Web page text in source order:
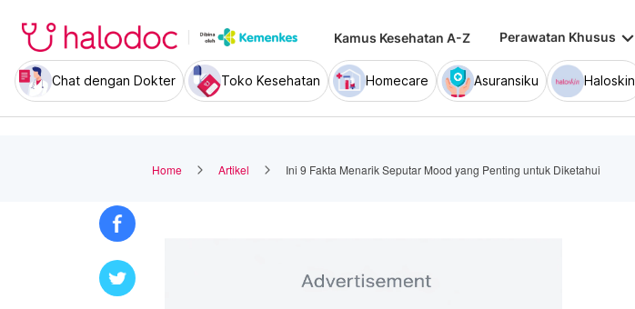
Kamus Kesehatan A-Z Perawatan Khusus keyboard_arrow_down
Chat dengan Dokter Toko Kesehatan Homecare Asuransiku Haloskin
Home Artikel Ini 9 Fakta Menarik Seputar Mood yang Penting untuk Diketahui